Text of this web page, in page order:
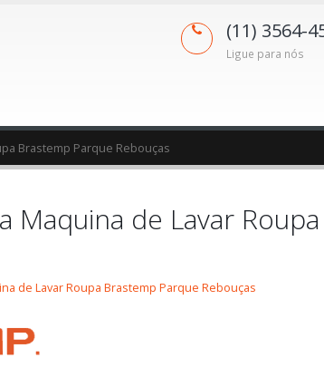
(11) 3564-
Ligue para nós
Brastemp Parque Rebouças
Maquina de Lavar
de Lavar Roupa Brastemp Parque Rebouças